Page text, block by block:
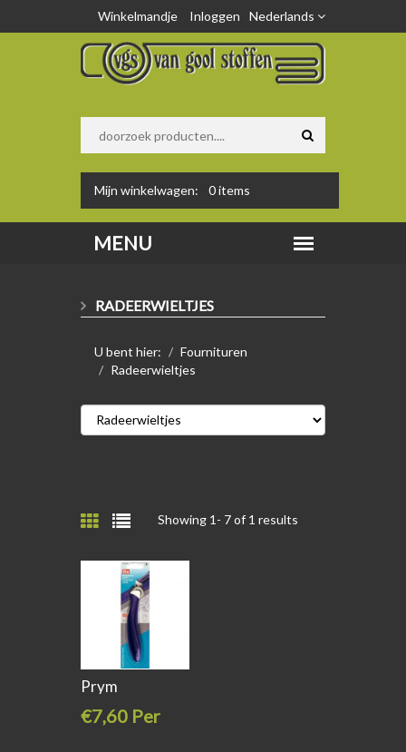
Nederlands
Winkelmandje Inloggen
Mijn winkelwagen: 0items
RADEERWIELTJES
U bent hier:
Fournituren
Radeerwieltjes
Showing 1- 7of 1 results
Prym
€7,60 Per